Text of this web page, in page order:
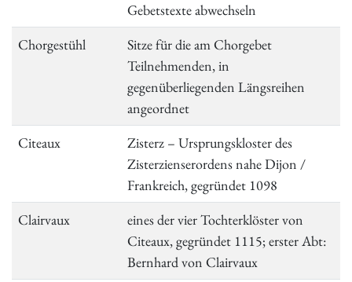
Gebetstexte abwechseln
Chorgestühl
Sitze für die am Chorgebet
Teilnehmenden, in
gegenüberliegenden Längsreihen
angeordnet
Citeaux
Zisterz – Ursprungskloster des
Zisterzienserordens nahe Dijon /
Frankreich, gegründet 1098
Clairvaux
eines der vier Tochterklöster von
Citeaux, gegründet 1115; erster Abt:
Bernhard von Clairvaux